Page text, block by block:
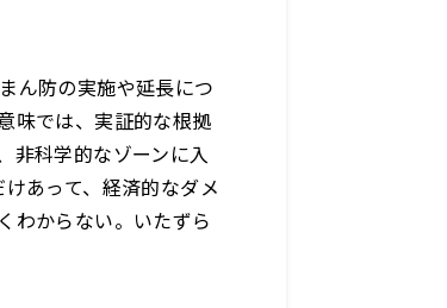
ん防の実施や延長につ
味では、実証的な根拠
非科学的なゾーンに入
あって、経済的なダメ
わからない。いたずら